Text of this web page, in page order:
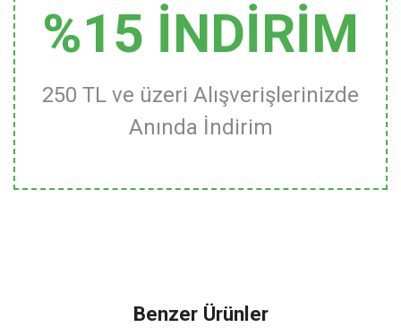
%15 İNDİRİM
250 TL ve üzeri Alışverişlerinizde
Anında İndirim
Benzer Ürünler